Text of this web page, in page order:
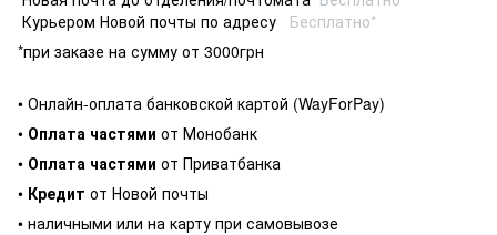
Курьером Новой почты по адресу Бесплатно*
*при заказе на сумму от 3000грн
• Онлайн-оплата банковской картой (WayForPay)
• Оплата частями от Монобанк
• Оплата частями от Приватбанка
• Кредит от Новой почты
• наличными или на карту при самовывозе